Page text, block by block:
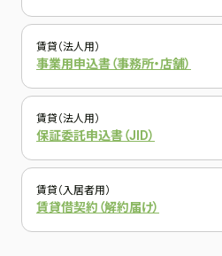
賃貸（法人用）
事業用申込書（事務所・店舗）
賃貸（法人用）
保証委託申込書（JID）
賃貸（入居者用）
賃貸借契約（解約届け）